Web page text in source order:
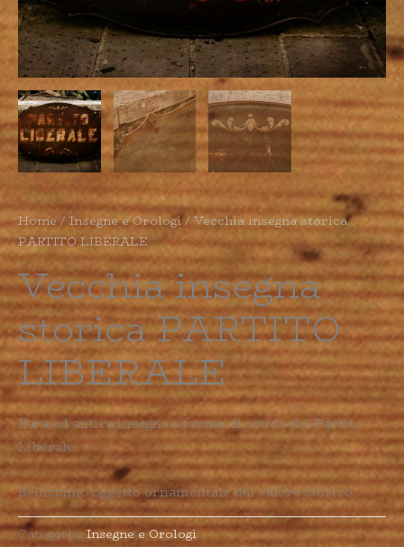
Home/ Insegne e Orologi/ Vecchia insegna storica
PARTITO LIBERALE
Vecchia insegna
storica PARTITO
LIBERALE
Rara ed antica insegna a forma di scudo del Partito
Liberale
Bellissimo oggetto ornamentale dal valore storico.
Categoria:Insegne e Orologi